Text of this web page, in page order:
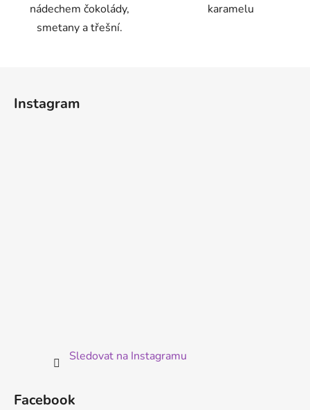
nádechem čokolády,
smetany a třešní.
karamelu
Instagram
Sledovat na Instagramu
Facebook